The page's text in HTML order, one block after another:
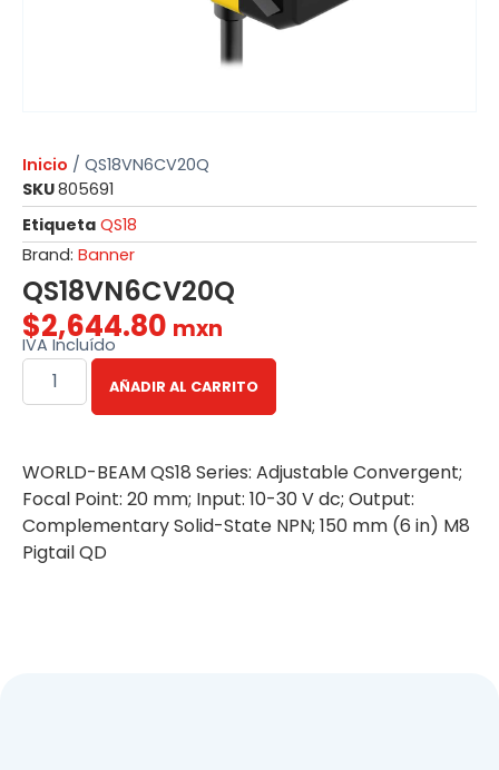
Inicio / QS18VN6CV20Q
SKU805691
Etiqueta QS18
Brand: Banner
QS18VN6CV20Q
$2,644.80 mxn
IVA Incluído
AÑADIR AL CARRITO
WORLD-BEAM QS18 Series: Adjustable Convergent;
Focal Point: 20 mm; Input: 10-30 V dc; Output:
Complementary Solid-State NPN; 150 mm (6 in) M8
Pigtail QD